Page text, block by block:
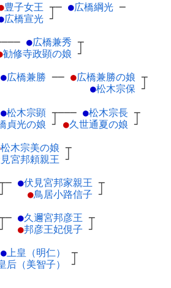
豊子女王 ┬
広橋宣光 ┘
─ ●広橋綱光 ─
●広橋兼秀 ┬
勧修寺政顕の娘 ┘
●広橋兼勝 ── ●広橋兼勝の娘 ┬
●松木宗保 ┘
●松木宗顕 ┬
貞光の娘 ┘
─── ●松木宗長 ┬
●久世通夏の娘 ┘
松木宗美の娘 ┬
宮邦頼親王 ┘
─ ●伏見宮邦家親王 ┬
●鳥居小路信子 ┘
─ ●久邇宮邦彦王 ┬
●邦彦王妃俔子 ┘
●上皇（明仁）
┬
后（美智子） ┘